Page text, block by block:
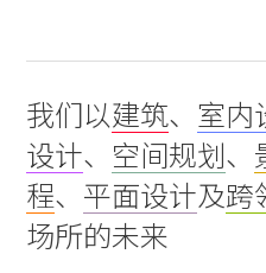
我们以建筑、 室内
设计、 空间规划、
程、 平面设计及跨
场所的未来